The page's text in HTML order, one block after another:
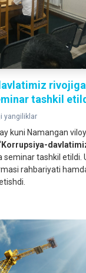
rivojiga
tashkil
yangiliklar
kuni Namangan
seminar tashkil etildi.
rahbariyati